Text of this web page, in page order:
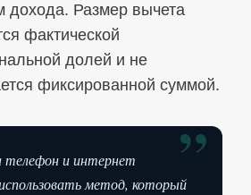
дохода. Размер вычета
фактической
долей и не
фиксированной суммой.
”
телефон и интернет
метод, который